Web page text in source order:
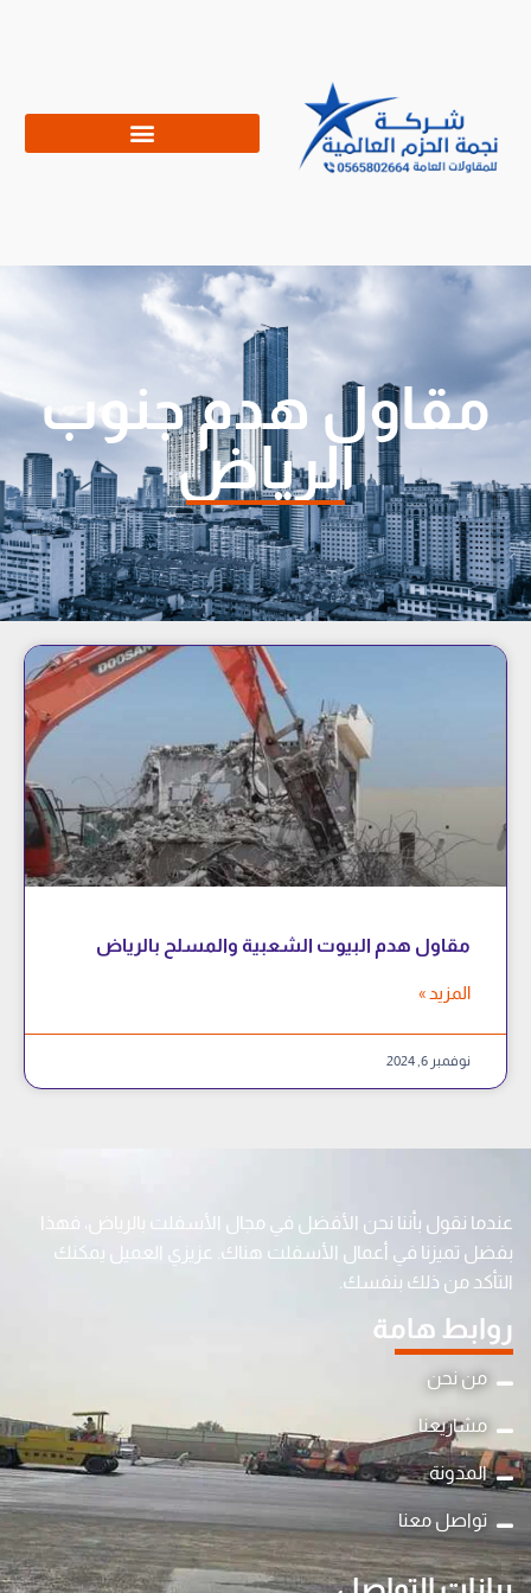
مقاول هدم جنوب
الرياض
مقاول هدم البيوت الشعبية والمسلح بالرياض
المزيد »
نوفمبر 6, 2024
عندما نقول بأننا نحن الأفضل في مجال الأسفلت بالرياض، فهذا
بفضل تميزنا في أعمال الأسفلت هناك. عزيزي العميل يمكنك
التأكد من ذلك بنفسك.
روابط هامة
من نحن
مشاريعنا
المدونة
تواصل معنا
a
t